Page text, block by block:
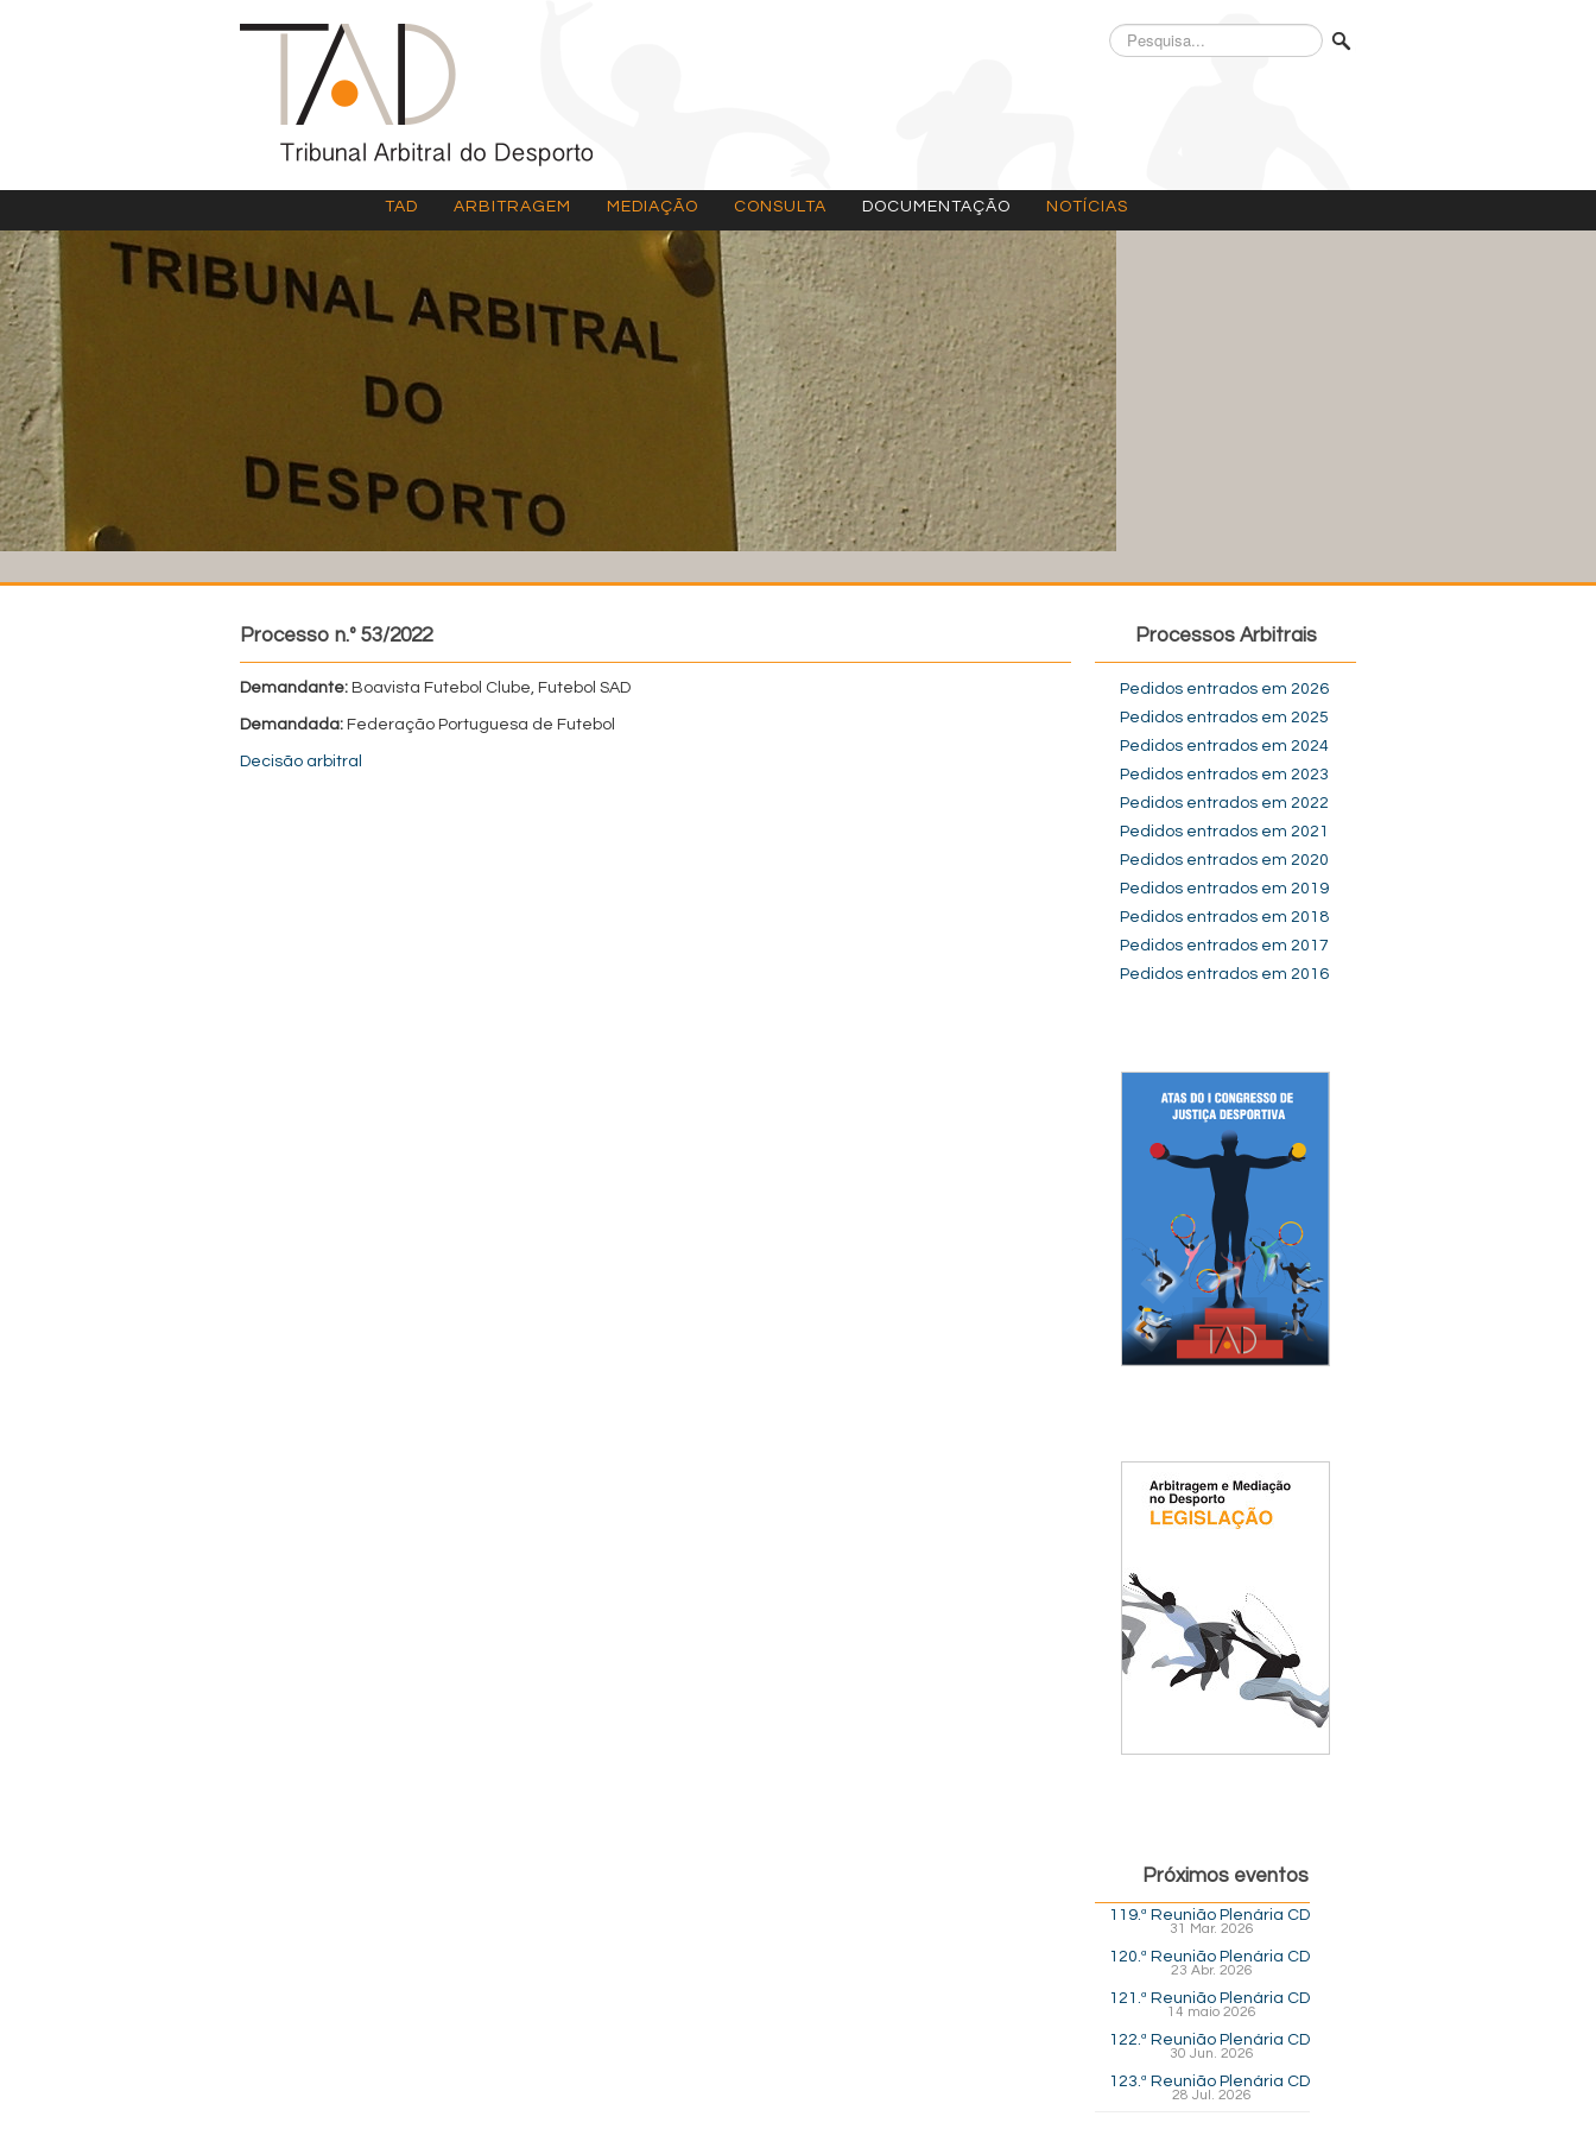
Pesquisa...
TAD ARBITRAGEM MEDIAÇÃO CONSULTA DOCUMENTAÇÃO NOTÍCIAS
Processo n.º 53/2022
Demandante: Boavista Futebol Clube, Futebol SAD
Demandada: Federação Portuguesa de Futebol
Decisão arbitral
Processos Arbitrais
Pedidos entrados em 2026
Pedidos entrados em 2025
Pedidos entrados em 2024
Pedidos entrados em 2023
Pedidos entrados em 2022
Pedidos entrados em 2021
Pedidos entrados em 2020
Pedidos entrados em 2019
Pedidos entrados em 2018
Pedidos entrados em 2017
Pedidos entrados em 2016
Próximos eventos
119.ª Reunião Plenária CD
31 Mar. 2026
120.ª Reunião Plenária CD
23 Abr. 2026
121.ª Reunião Plenária CD
14 maio 2026
122.ª Reunião Plenária CD
30 Jun. 2026
123.ª Reunião Plenária CD
28 Jul. 2026